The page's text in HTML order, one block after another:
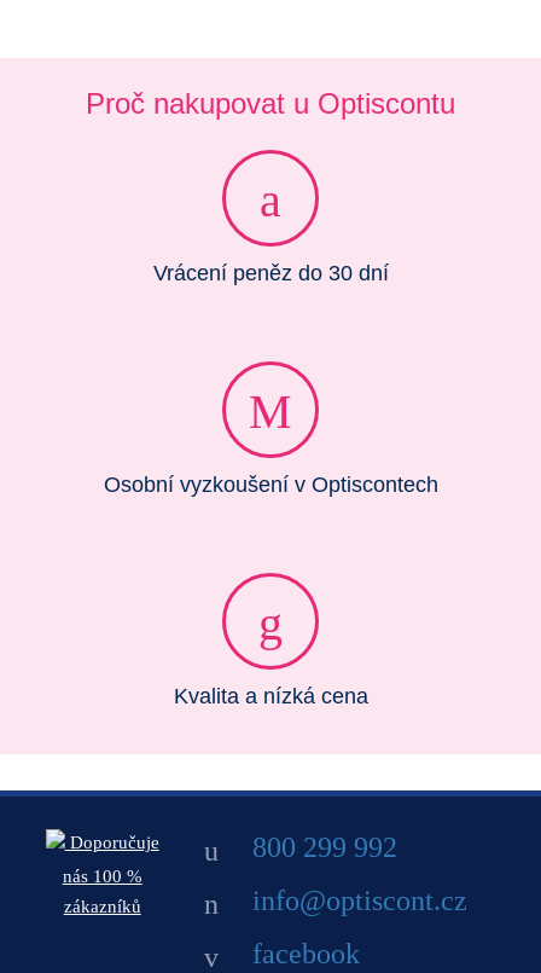
Proč nakupovat u Optiscontu
Vrácení peněz do 30 dní
Osobní vyzkoušení v Optiscontech
Kvalita a nízká cena
Doporučuje
nás 100 %
zákazníků
800 299 992
info@optiscont.cz
facebook